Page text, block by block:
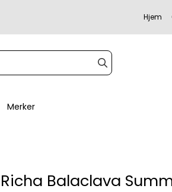
Hjem
Merker
Richa Balaclava